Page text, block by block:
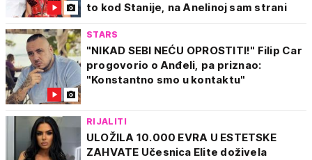
to kod Stanije, na Anelinoj sam strani
STARS
"NIKAD SEBI NEĆU OPROSTITI!" Filip Car
progovorio o Anđeli, pa priznao:
"Konstantno smo u kontaktu"
RIJALITI
ULOŽILA 10.000 EVRA U ESTETSKE
ZAHVATE Učesnica Elite doživela